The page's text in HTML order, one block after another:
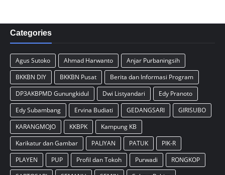
Categories
Agus Sutoko Ahmad Harwanto
Anjar Purbaningsih
BKKBN DIY
BKKBN Pusat
Berita dan Informasi Program
DP3AKBPMD Gunungkidul
Dwi Listyandari
Edy Pranoto
Edy Subambang
Ervina Budiati GEDANGSARI
GIRISUBO
KARANGMOJO
KKBPK
Kampung KB
Karikatur dan Gambar
PALIYAN PATUK
PIK-R
PLAYEN
PUP Profil dan Tokoh Purwadi
RONGKOP